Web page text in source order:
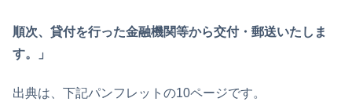
順次、貸付を行った金融機関等から交付・郵送いたしま
す。」
出典は、下記パンフレットの10ページです。